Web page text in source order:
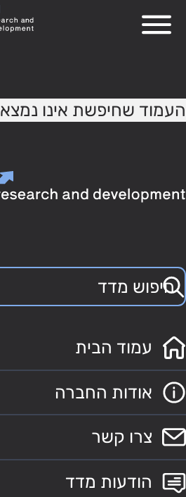
העמוד שחיפשת אינו נמצא
עמוד הבית
אודות החברה
צרו קשר
הודעות מדד